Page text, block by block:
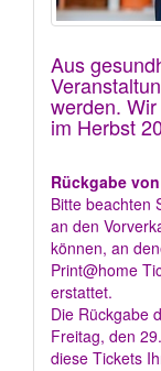
Aus
werden.
im Herbst
Rückgabe
Bitte beachten
an den
können, an
Print@home
erstattet.
Die Rückgabe
Freitag, den
diese Tickets